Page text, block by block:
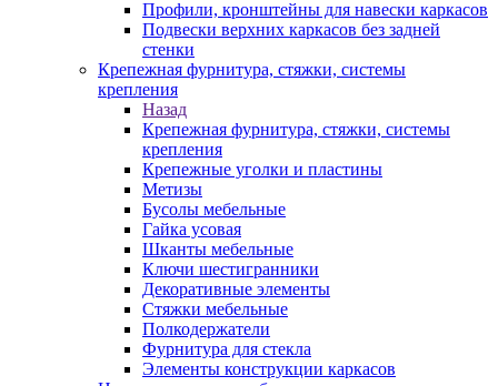
Профили, кронштейны для навески каркасов
Подвески верхних каркасов без задней
стенки
Крепежная фурнитура, стяжки, системы
крепления
Назад
Крепежная фурнитура, стяжки, системы
крепления
Крепежные уголки и пластины
Метизы
Бусолы мебельные
Гайка усовая
Шканты мебельные
Ключи шестигранники
Декоративные элементы
Стяжки мебельные
Полкодержатели
Фурнитура для стекла
Элементы конструкции каркасов